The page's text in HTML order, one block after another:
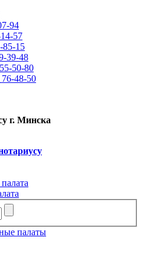
94
57
85-15
39-48
50-80
48-50
г. Минска
палаты